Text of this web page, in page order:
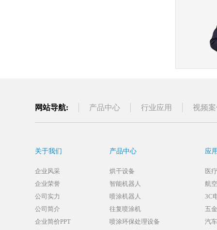
网站导航: 产品中心 行业应用 视频
关于我们
企业风采
企业荣誉
公司实力
公司简介
企业简价PPT
产品中心
烘干设备
智能机器人
喷涂机器人
往复喷涂机
喷涂环保处理设备
应
医
航
3C
五
汽